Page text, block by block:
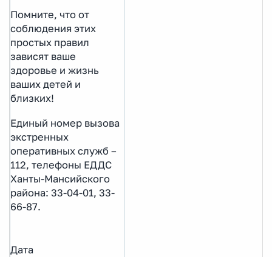
Помните, что от
соблюдения этих
простых правил
зависят ваше
здоровье и жизнь
ваших детей и
близких!
Единый номер вызова
экстренных
оперативных служб –
112, телефоны ЕДДС
Ханты-Мансийского
района: 33-04-01, 33-
66-87.
Дата